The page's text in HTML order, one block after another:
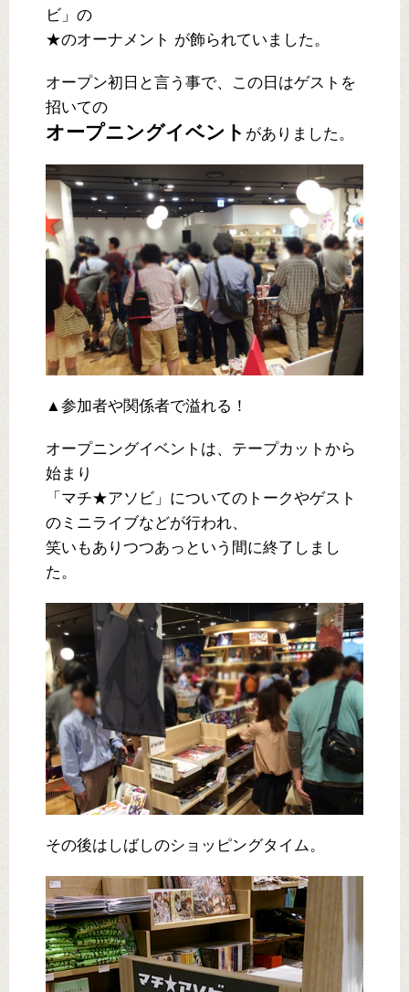
ビ」の
★のオーナメント が飾られていました。
オープン初日と言う事で、この日はゲストを
招いての
オープニングイベント がありました。
▲参加者や関係者で溢れる！
オープニングイベントは、テープカットから
始まり
「マチ★アソビ」についてのトークやゲスト
のミニライブなどが行われ、
笑いもありつつあっという間に終了しまし
た。
その後はしばしのショッピングタイム。